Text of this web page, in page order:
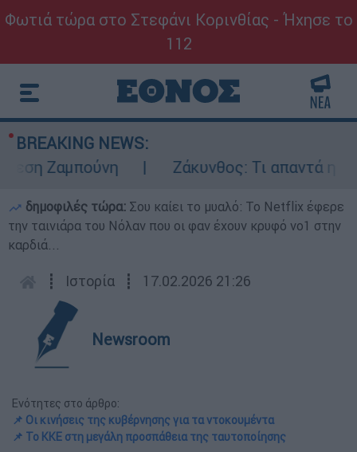
Φωτιά τώρα στο Στεφάνι Κορινθίας - Ήχησε το
112
BREAKING NEWS:
Ζαμπούνη
Ζάκυνθος: Τι απαντά η ΕΛΑΣ
δημοφιλές τώρα: Σου καίει το μυαλό: Το Netflix έφερε
την ταινιάρα του Νόλαν που οι φαν έχουν κρυφό νο1 στην
καρδιά...
┋ Ιστορία ┋ 17.02.2026 21:26
Newsroom
Ενότητες στο άρθρο:
📌 Οι κινήσεις της κυβέρνησης για τα ντοκουμέντα
📌 Το ΚΚΕ στη μεγάλη προσπάθεια της ταυτοποίησης